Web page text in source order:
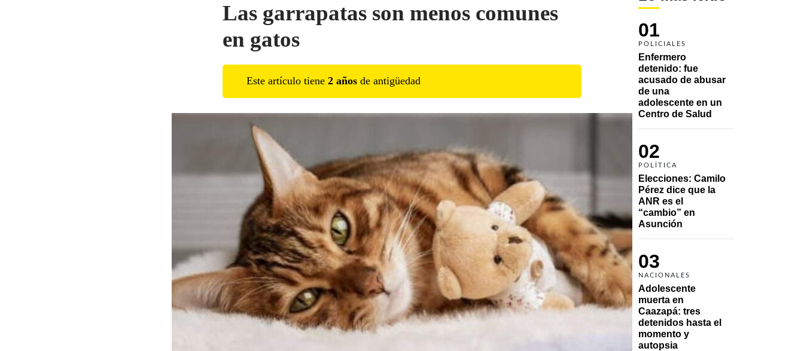
01
POLICIALES
Enfermero
detenido: fue
acusado de abusar
de una
adolescente en un
Centro de Salud
02
POLÍTICA
Elecciones: Camilo
Pérez dice que la
ANR es el
“cambio” en
Asunción
03
NACIONALES
Adolescente
muerta en
Caazapá: tres
detenidos hasta el
momento y
autopsia
Las garrapatas son menos comunes
en gatos
Este artículo tiene 2 años de antigüedad